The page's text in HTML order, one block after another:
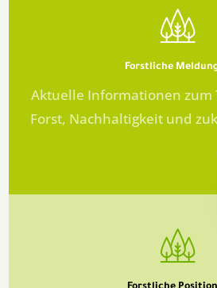
Forstliche
Aktuelle Informationen zum
Forst, Nachhaltigkeit und